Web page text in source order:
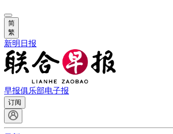
简
繁
新明日报
早报俱乐部电子报
订阅